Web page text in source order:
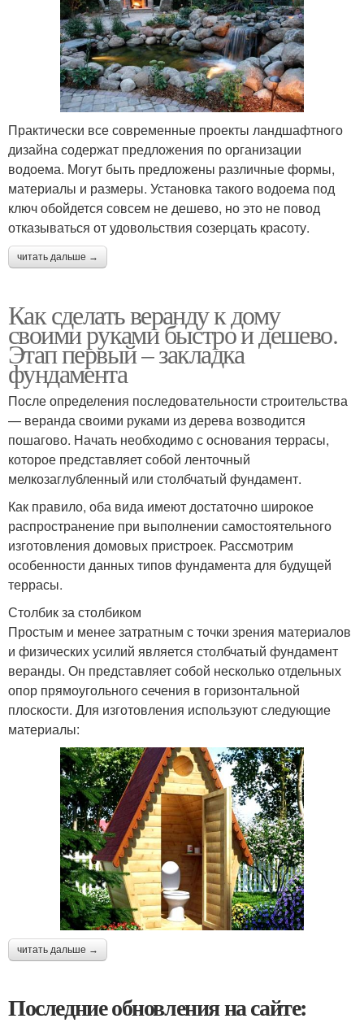
Практически все современные проекты ландшафтного
дизайна содержат предложения по организации
водоема. Могут быть предложены различные формы,
материалы и размеры. Установка такого водоема под
ключ обойдется совсем не дешево, но это не повод
отказываться от удовольствия созерцать красоту.
читать дальше →
Как сделать веранду к дому
своими руками быстро и дешево.
Этап первый – закладка
фундамента
После определения последовательности строительства
— веранда своими руками из дерева возводится
пошагово. Начать необходимо с основания террасы,
которое представляет собой ленточный
мелкозаглубленный или столбчатый фундамент.
Как правило, оба вида имеют достаточно широкое
распространение при выполнении самостоятельного
изготовления домовых пристроек. Рассмотрим
особенности данных типов фундамента для будущей
террасы.
Столбик за столбиком
Простым и менее затратным с точки зрения материалов
и физических усилий является столбчатый фундамент
веранды. Он представляет собой несколько отдельных
опор прямоугольного сечения в горизонтальной
плоскости. Для изготовления используют следующие
материалы:
читать дальше →
Последние обновления на сайте: